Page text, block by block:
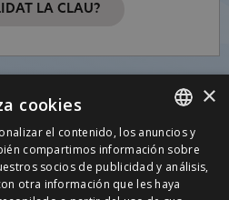
LA CLAU?
SPANISH
CATALÀ
×
cookies
el contenido, los anuncios y
compartimos información sobre
socios de publicidad y análisis,
otra información que les haya